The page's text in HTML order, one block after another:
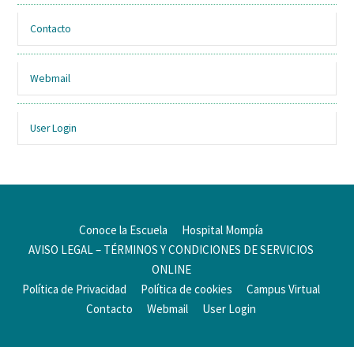
Contacto
Webmail
User Login
Conoce la Escuela
Hospital Mompía
AVISO LEGAL – TÉRMINOS Y CONDICIONES DE SERVICIOS
ONLINE
Política de Privacidad
Política de cookies
Campus Virtual
Contacto
Webmail User Login